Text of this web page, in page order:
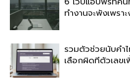
ทำงานจะพังเพรา
รวมตัวช่วยนับคำ
เลือกผิดทีตัวเลข